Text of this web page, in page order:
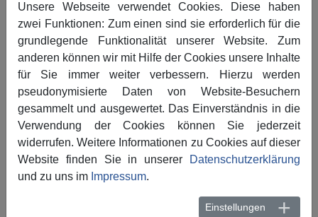
Brillux
Audi
KRAFT
WÜRTH
CLAAS
ASDA
Unsere Webseite verwendet Cookies. Diese haben
zwei Funktionen: Zum einen sind sie erforderlich für die
grundlegende Funktionalität unserer Website. Zum
anderen können wir mit Hilfe der Cookies unsere Inhalte
für Sie immer weiter verbessern. Hierzu werden
pseudonymisierte Daten von Website-Besuchern
gesammelt und ausgewertet. Das Einverständnis in die
Verwendung der Cookies können Sie jederzeit
widerrufen. Weitere Informationen zu Cookies auf dieser
Website finden Sie in unserer
Datenschutzerklärung
und zu uns im Impressum.
Einstellungen